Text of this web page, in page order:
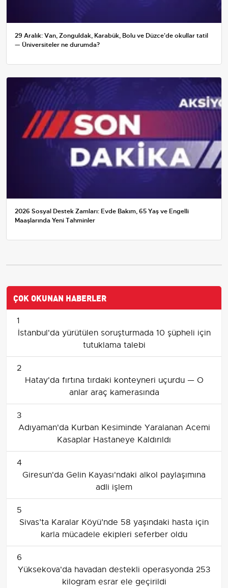
29 Aralık: Van, Zonguldak, Karabük, Bolu ve Düzce'de okullar tatil
— Üniversiteler ne durumda?
2026 Sosyal Destek Zamları: Evde Bakım, 65 Yaş ve Engelli
Maaşlarında Yeni Tahminler
ÇOK OKUNAN HABERLER
1
İstanbul'da yürütülen soruşturmada 10 şüpheli için
tutuklama talebi
2
Hatay'da fırtına tırdaki konteyneri uçurdu — O
anlar araç kamerasında
3
Adıyaman'da Kurban Kesiminde Yaralanan Acemi
Kasaplar Hastaneye Kaldırıldı
4
Giresun'da Gelin Kayası'ndaki alkol paylaşımına
adli işlem
5
Sivas’ta Karalar Köyü’nde 58 yaşındaki hasta için
karla mücadele ekipleri seferber oldu
6
Yüksekova'da havadan destekli operasyonda 253
kilogram esrar ele geçirildi